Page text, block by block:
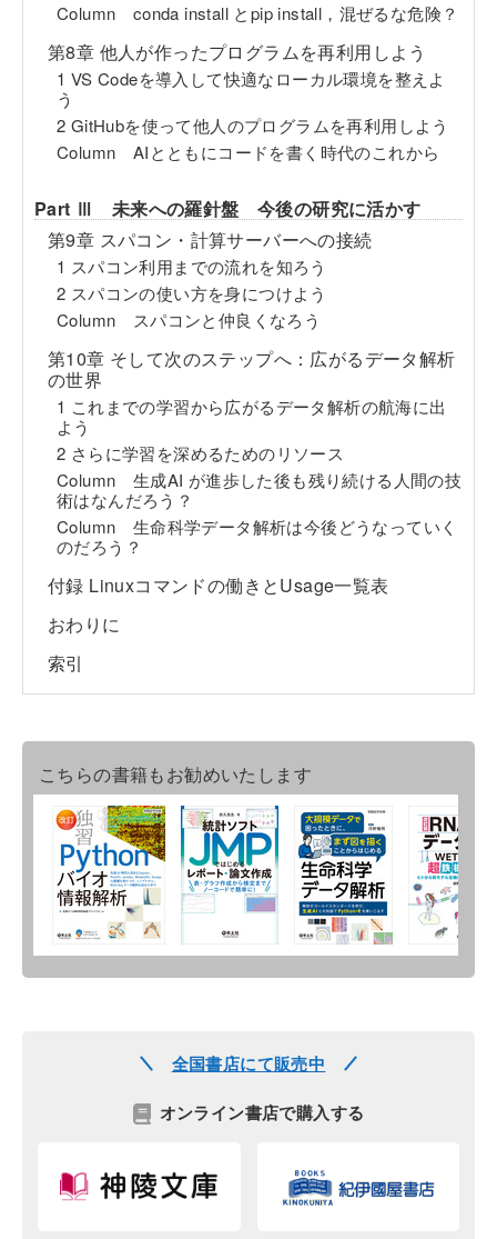
Column conda install とpip install，混ぜるな危険？
第8章 他人が作ったプログラムを再利用しよう
1 VS Codeを導入して快適なローカル環境を整えよ
う
2 GitHubを使って他人のプログラムを再利用しよう
Column AIとともにコードを書く時代のこれから
Part Ⅲ 未来への羅針盤 今後の研究に活かす
第9章 スパコン・計算サーバーへの接続
1 スパコン利用までの流れを知ろう
2 スパコンの使い方を身につけよう
Column スパコンと仲良くなろう
第10章 そして次のステップへ：広がるデータ解析
の世界
1 これまでの学習から広がるデータ解析の航海に出
よう
2 さらに学習を深めるためのリソース
Column 生成AI が進歩した後も残り続ける人間の技
術はなんだろう？
Column 生命科学データ解析は今後どうなっていく
のだろう？
付録 Linuxコマンドの働きとUsage一覧表
おわりに
索引
こちらの書籍もお勧めいたします
全国書店にて販売中
オンライン書店で購入する